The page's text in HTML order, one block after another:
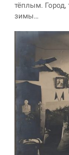
тёплым. Город,
зимы…